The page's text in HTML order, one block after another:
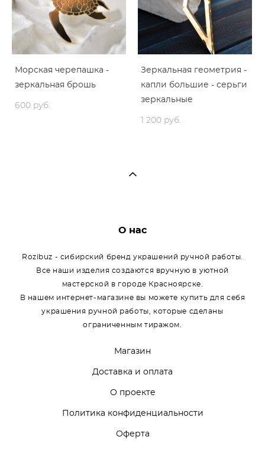
Морская черепашка -
зеркальная брошь
600 pуб.
Зеркальная геометрия -
капли большие - серьги
зеркальные
1 200 pуб.
О нас
Rozibuz - сибирский бренд украшений ручной работы.
Все наши изделия создаются вручную в уютной
мастерской в городе Красноярске.
В нашем интернет-магазине вы можете купить для себя
украшения ручной работы, которые сделаны
ограниченным тиражом.
Магазин
Доставка и оплата
О проекте
Политика конфиденциальности
Оферта